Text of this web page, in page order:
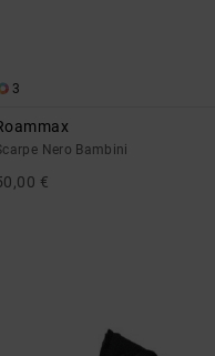
3
Nero Bambini
€